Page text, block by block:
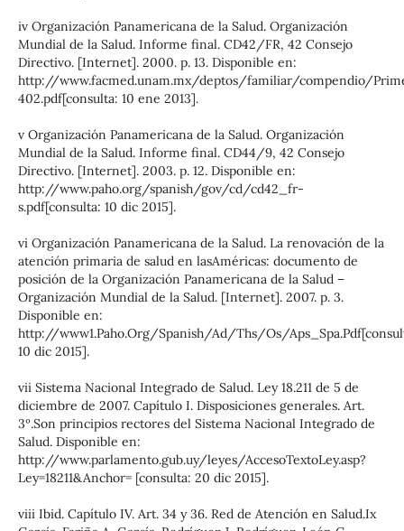
iv Organización Panamericana de la Salud. Organización
Mundial de la Salud. Informe final. CD42/FR, 42 Consejo
Directivo. [Internet]. 2000. p. 13. Disponible en:
http://www.facmed.unam.mx/deptos/familiar/compendio/
402.pdf[consulta: 10 ene 2013].
v Organización Panamericana de la Salud. Organización
Mundial de la Salud. Informe final. CD44/9, 42 Consejo
Directivo. [Internet]. 2003. p. 12. Disponible en:
http://www.paho.org/spanish/gov/cd/cd42_fr-
s.pdf[consulta: 10 dic 2015].
vi Organización Panamericana de la Salud. La renovación de la
atención primaria de salud en lasAméricas: documento de
posición de la Organización Panamericana de la Salud –
Organización Mundial de la Salud. [Internet]. 2007. p. 3.
Disponible en:
http://www1.Paho.Org/Spanish/Ad/Ths/Os/
10 dic 2015].
vii Sistema Nacional Integrado de Salud. Ley 18.211 de 5 de
diciembre de 2007. Capítulo I. Disposiciones generales. Art.
3º.Son principios rectores del Sistema Nacional Integrado de
Salud. Disponible en:
http://www.parlamento.gub.uy/leyes/AccesoTextoLey.asp?
Ley=18211&Anchor= [consulta: 20 dic 2015].
viii Ibid. Capítulo IV. Art. 34 y 36. Red de Atención en Salud.Ix